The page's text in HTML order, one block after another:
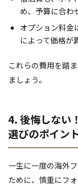
め、予算に合わ
オプション料金
によって価格が
これらの費用を踏
ましょう。
4. 後悔しない
選びのポイント
一生に一度の海外
ために、慎重にフ